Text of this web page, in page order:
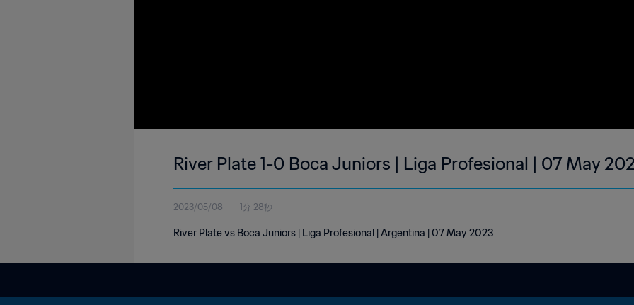
River Plate 1-0 Boca Juniors | Liga Profesional | 07 May
2023/05/08 1分 28秒
River Plate vs Boca Juniors | Liga Profesional | Argentina | 07 May 2023